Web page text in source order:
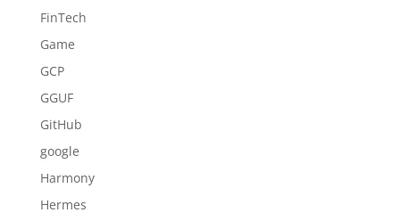
FinTech
Game
GCP
GGUF
GitHub
google
Harmony
Hermes